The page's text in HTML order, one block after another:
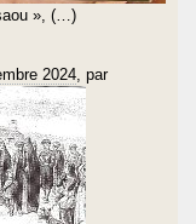
», (…)
2024 , par